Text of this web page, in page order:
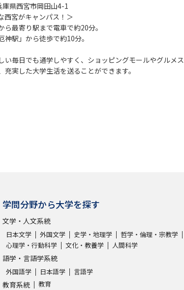
県西宮市岡田山4-1
西宮がキャンパス！＞
ら最寄り駅まで電車で約20分。
神駅」から徒歩で約10分。
い毎日でも通学しやすく、ショッピングモールやグルメ
充実した大学生活を送ることができます。
学問分野から大学を探す
文学・人文系統
日本文学 外国文学 史学・地理学
哲学・倫理・宗教学
心理学・行動科学
文化・教養学 人間科学
語学・言語学系統
外国語学 日本語学 言語学
教育系統 教育